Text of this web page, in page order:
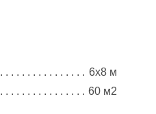
6х8 м
60 м2